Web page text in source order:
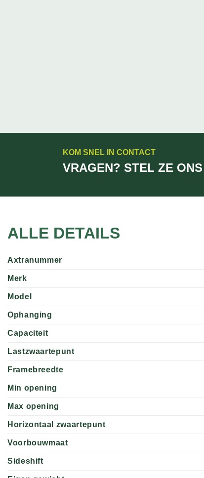
KOM SNEL IN CONTACT
VRAGEN? STEL ZE ONS
ALLE DETAILS
Axtranummer
Merk
Model
Ophanging
Capaciteit
Lastzwaartepunt
Framebreedte
Min opening
Max opening
Horizontaal zwaartepunt
Voorbouwmaat
Sideshift